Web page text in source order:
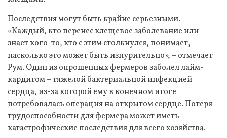
Последствия могут быть крайне серьезными.
«Каждый, кто перенес клещевое заболевание или
знает кого-то, кто с этим столкнулся, понимает,
насколько это может быть изнурительно», – отмечает
Рум. Один из опрошенных фермеров заболел лайм-
кардитом – тяжелой бактериальной инфекцией
сердца, из-за которой ему в конечном итоге
потребовалась операция на открытом сердце. Потеря
трудоспособности для фермера может иметь
катастрофические последствия для всего хозяйства.